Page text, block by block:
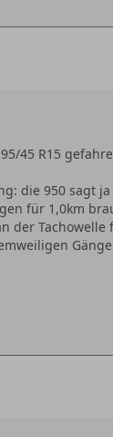
45 R15
die 950 sagt
für 1,0km
der Tachowelle